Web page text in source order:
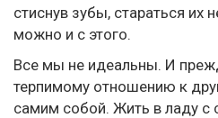
стиснув зубы, стараться их
можно и с этого.
Все мы не идеальны. И
терпимому отношению к
самим собой. Жить в ладу с